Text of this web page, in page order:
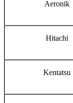
Aeronik
Hitachi
Kentatsu